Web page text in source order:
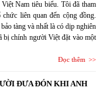
Nam tiêu biểu. Tôi đã tham
liên quan đến cộng đồng.
tàng và nhất là có dịp nghiên
bị chính người Việt đặt vào một
Đọc thêm
ĐƯA ĐÓN KHI ANH